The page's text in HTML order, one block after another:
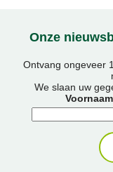
Onze
Ontvang ongeveer
We slaan uw
Voornaam